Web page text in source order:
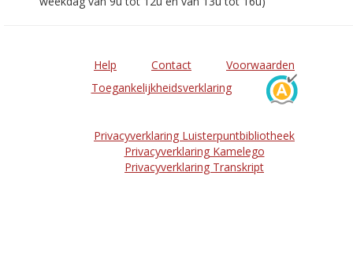
Help Contact
Voorwaarden
Toegankelijkheidsverklaring
Privacyverklaring Luisterpuntbibliotheek
Privacyverklaring Kamelego
Privacyverklaring Transkript